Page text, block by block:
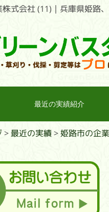
式会社 (11)｜兵庫県姫路
最近の実績紹介
> 最近の実績> 姫路市の企